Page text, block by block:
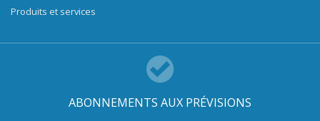
Produits et services
ABONNEMENTS AUX PRÉVISIONS